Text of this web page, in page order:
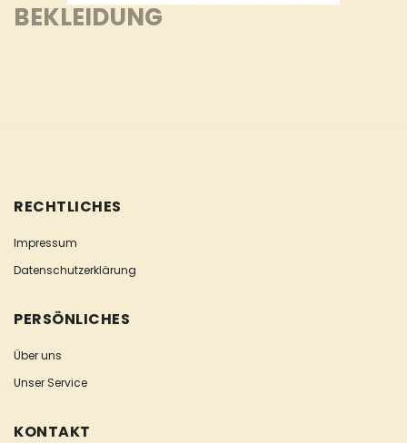
BEKLEIDUNG
RECHTLICHES
Impressum
Datenschutzerklärung
PERSÖNLICHES
Über uns
Unser Service
KONTAKT